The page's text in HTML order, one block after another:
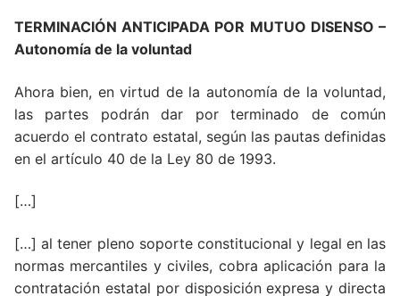
TERMINACIÓN ANTICIPADA POR MUTUO DISENSO –
Autonomía de la voluntad
Ahora bien, en virtud de la autonomía de la voluntad,
las partes podrán dar por terminado de común
acuerdo el contrato estatal, según las pautas definidas
en el artículo 40 de la Ley 80 de 1993.
[…]
[…] al tener pleno soporte constitucional y legal en las
normas mercantiles y civiles, cobra aplicación para la
contratación estatal por disposición expresa y directa